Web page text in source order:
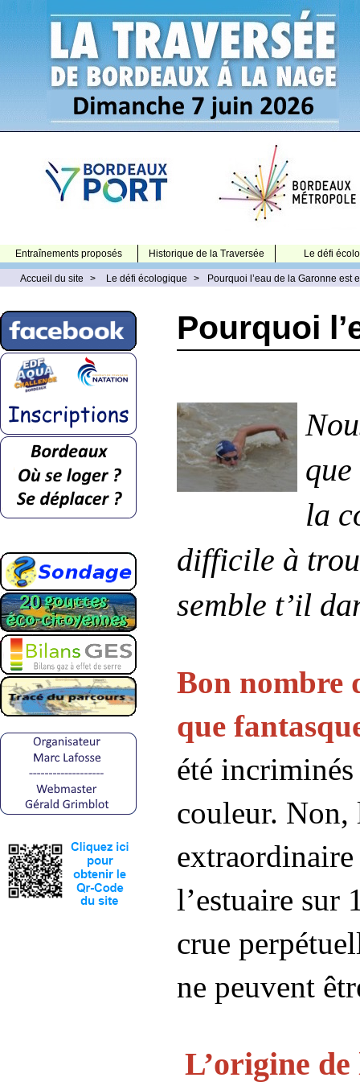
Entraînements proposés Historique de la Traversée Le défi
Accueil du site > Le défi écologique > Pourquoi l’eau de la Garonne est
Pourquoi
la
difficile à
semble t’il
Bon nombre
que
été
couleur. Non,
extraordinaire
l’estuaire sur
crue
ne peuvent
L’origine